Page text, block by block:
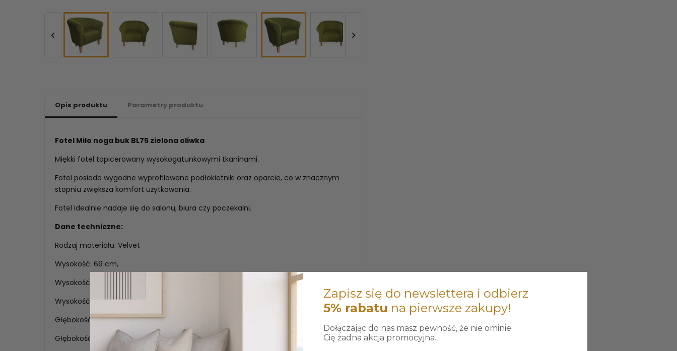
 
Opis produktu Parametry produktu
Fotel Milo noga buk BL75 zielona oliwka
Miękki fotel tapicerowany wysokogatunkowymi tkaninami.
Fotel posiada wygodne wyprofilowane podłokietniki oraz oparcie, co w znacznym
stopniu zwiększa komfort użytkowania.
Fotel idealnie nadaje się do salonu, biura czy poczekalni.
Dane techniczne:
Rodzaj materiału: Velvet
Wysokość: 69 cm,
Wysokość do siedziska: 39 cm,
Wysokość do podłokietnika: 58 cm,
Głębokość: 60 cm,
Głębokość siedziska: 41 cm,
Zapisz się do newslettera i odbierz
5% rabatu na pierwsze zakupy!
Dołączając do nas masz pewność, że nie ominie
Cię żadna akcja promocyjna.